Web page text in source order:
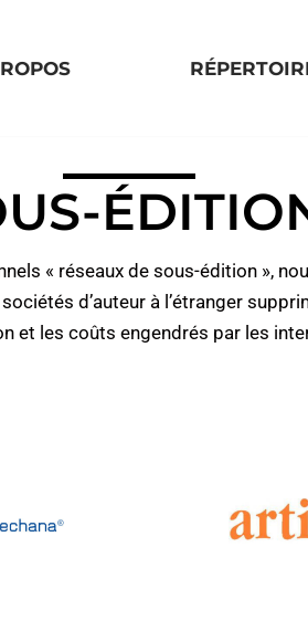
« réseaux de sous-édition »,
d’auteur à l’étranger
et les coûts engendrés par les